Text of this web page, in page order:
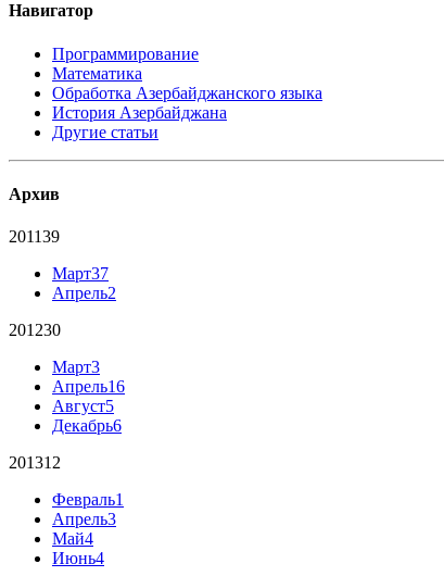
Навигатор
Программирование
Математика
Обработка Азербайджанского языка
История Азербайджана
Другие статьи
Архив
201139
Март37
Апрель2
201230
Март3
Апрель16
Август5
Декабрь6
201312
Февраль1
Апрель3
Май4
Июнь4